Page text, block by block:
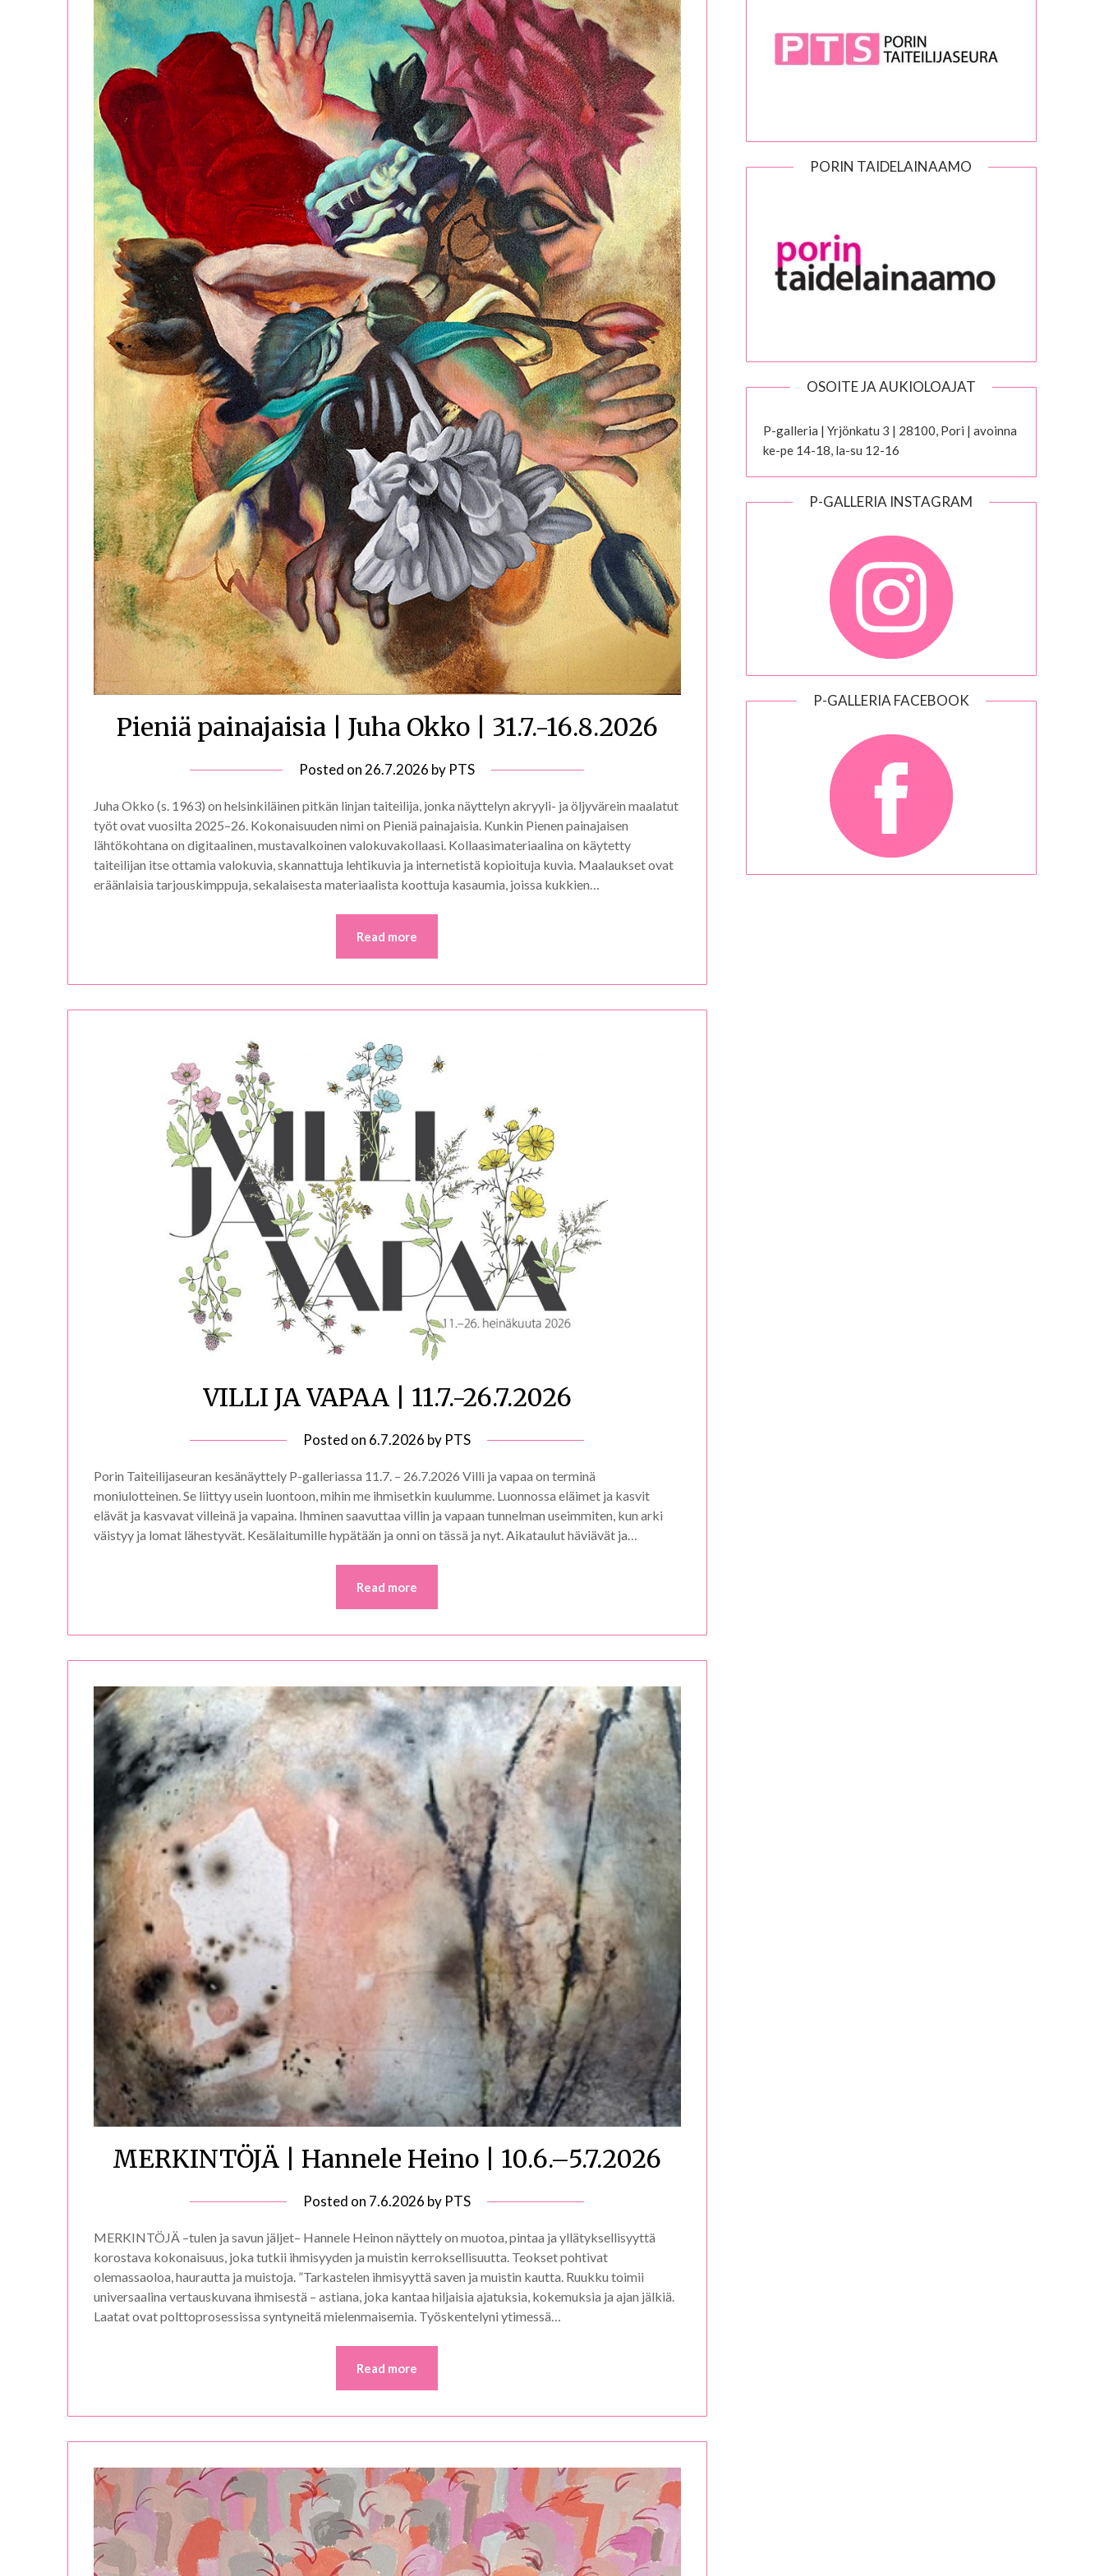
Pieniä painajaisia | Juha Okko | 31.7.-16.8.2026
Posted on 26.7.2026 by PTS
Juha Okko (s. 1963) on helsinkiläinen pitkän linjan taiteilija, jonka näyttelyn akryyli- ja öljyvärein maalatut
työt ovat vuosilta 2025–26. Kokonaisuuden nimi on Pieniä painajaisia. Kunkin Pienen painajaisen
lähtökohtana on digitaalinen, mustavalkoinen valokuvakollaasi. Kollaasimateriaalina on käytetty
taiteilijan itse ottamia valokuvia, skannattuja lehtikuvia ja internetistä kopioituja kuvia. Maalaukset ovat
eräänlaisia tarjouskimppuja, sekalaisesta materiaalista koottuja kasaumia, joissa kukkien…
Read more
VILLI JA VAPAA | 11.7.-26.7.2026
Posted on 6.7.2026 by PTS
Porin Taiteilijaseuran kesänäyttely P-galleriassa 11.7. – 26.7.2026 Villi ja vapaa on terminä
moniulotteinen. Se liittyy usein luontoon, mihin me ihmisetkin kuulumme. Luonnossa eläimet ja kasvit
elävät ja kasvavat villeinä ja vapaina. Ihminen saavuttaa villin ja vapaan tunnelman useimmiten, kun arki
väistyy ja lomat lähestyvät. Kesälaitumille hypätään ja onni on tässä ja nyt. Aikataulut häviävät ja…
Read more
MERKINTÖJÄ | Hannele Heino | 10.6.–5.7.2026
Posted on 7.6.2026 by PTS
MERKINTÖJÄ –tulen ja savun jäljet– Hannele Heinon näyttely on muotoa, pintaa ja yllätyksellisyyttä
korostava kokonaisuus, joka tutkii ihmisyyden ja muistin kerroksellisuutta. Teokset pohtivat
olemassaoloa, haurautta ja muistoja. ”Tarkastelen ihmisyyttä saven ja muistin kautta. Ruukku toimii
universaalina vertauskuvana ihmisestä – astiana, joka kantaa hiljaisia ajatuksia, kokemuksia ja ajan jälkiä.
Laatat ovat polttoprosessissa syntyneitä mielenmaisemia. Työskentelyni ytimessä…
Read more
PORIN TAIDELAINAAMO
OSOITE JA AUKIOLOAJAT
P-galleria | Yrjönkatu 3 | 28100, Pori | avoinna
ke-pe 14-18, la-su 12-16
P-GALLERIA INSTAGRAM
P-GALLERIA FACEBOOK